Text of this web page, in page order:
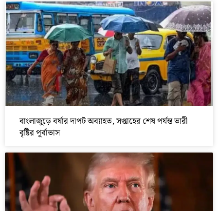
বাংলাজুড়ে বর্ষার দাপট অব্যাহত, সপ্তাহের শেষ পর্যন্ত ভারী
বৃষ্টির পূর্বাভাস